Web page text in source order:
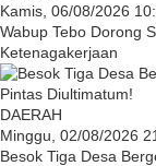
Kamis, 06/08/2026
Wabup Tebo Dorong
Ketenagakerjaan
DAERAH
Minggu, 02/08/2026
Besok Tiga Desa